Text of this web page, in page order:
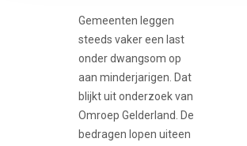
Gemeenten leggen
steeds vaker een last
onder dwangsom op
aan minderjarigen. Dat
blijkt uit onderzoek van
Omroep Gelderland. De
bedragen lopen uiteen